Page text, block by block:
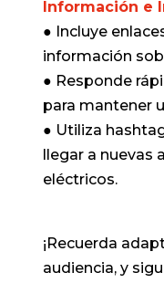
Información e
● Incluye
información
● Responde
para mantener
● Utiliza
llegar a nuevas
eléctricos.
¡Recuerda
audiencia, y